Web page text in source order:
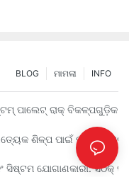
INFO
ମାମଲା
BLOG
ସମାଧାନ
ପାଲେଟ୍ ରାକ୍
ନବସୃଜନ
ଶିଳ୍ପ ପାଇଁ ପ୍ରଭାବଶାଳୀ
ସିଷ୍ଟମ ଯୋଗାଣକାରୀ: ସଠିକ୍